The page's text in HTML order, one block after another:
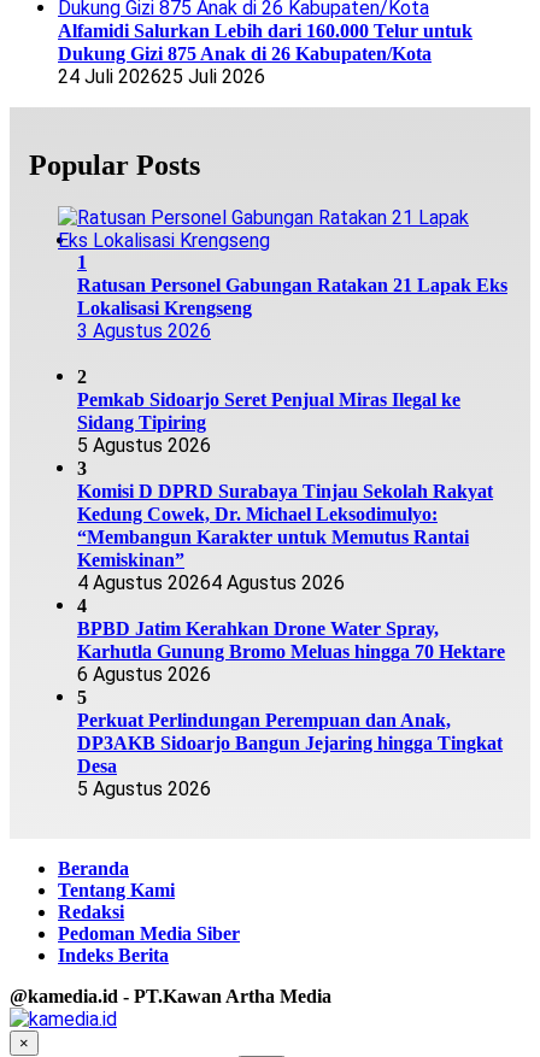
Alfamidi Salurkan Lebih dari 160.000 Telur untuk
Dukung Gizi 875 Anak di 26 Kabupaten/Kota
24 Juli 202625 Juli 2026
Popular Posts
1
Ratusan Personel Gabungan Ratakan 21 Lapak Eks
Lokalisasi Krengseng
3 Agustus 2026
2
Pemkab Sidoarjo Seret Penjual Miras Ilegal ke
Sidang Tipiring
5 Agustus 2026
3
Komisi D DPRD Surabaya Tinjau Sekolah Rakyat
Kedung Cowek, Dr. Michael Leksodimulyo:
“Membangun Karakter untuk Memutus Rantai
Kemiskinan”
4 Agustus 20264 Agustus 2026
4
BPBD Jatim Kerahkan Drone Water Spray,
Karhutla Gunung Bromo Meluas hingga 70 Hektare
6 Agustus 2026
5
Perkuat Perlindungan Perempuan dan Anak,
DP3AKB Sidoarjo Bangun Jejaring hingga Tingkat
Desa
5 Agustus 2026
Beranda
Tentang Kami
Redaksi
Pedoman Media Siber
Indeks Berita
@kamedia.id - PT.Kawan Artha Media
×